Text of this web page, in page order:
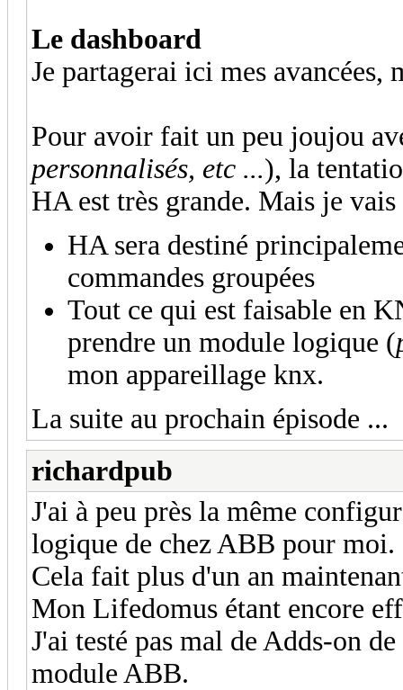
Le dashboard
Je partagerai ici mes avancées,
Pour avoir fait un peu joujou
personnalisés, etc ...), la
HA est très grande. Mais je
HA sera destiné
commandes groupées
Tout ce qui est faisable en
prendre un module logique (
mon appareillage knx.
La suite au prochain épisode ...
richardpub
J'ai à peu près la même
logique de chez ABB pour moi.
Cela fait plus d'un an
Mon Lifedomus étant encore
J'ai testé pas mal de Adds-on
module ABB.